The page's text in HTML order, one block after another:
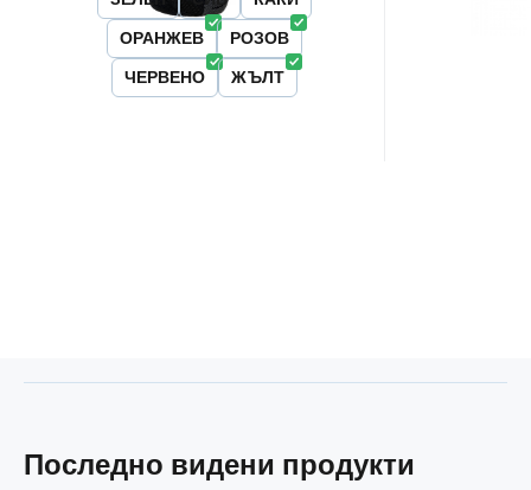
ОРАНЖЕВ
РОЗОВ
ЧЕРВЕНО
ЖЪЛТ
Последно видени продукти